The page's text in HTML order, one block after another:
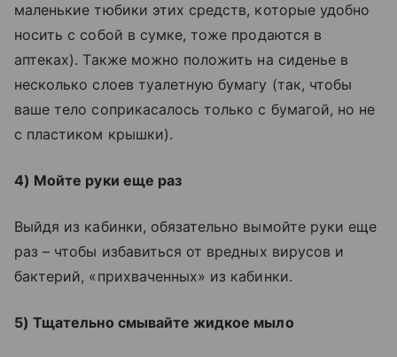
маленькие тюбики этих средств, которые удобно
носить с собой в сумке, тоже продаются в
аптеках). Также можно положить на сиденье в
несколько слоев туалетную бумагу (так, чтобы
ваше тело соприкасалось только с бумагой, но не
с пластиком крышки).
4) Мойте руки еще раз
Выйдя из кабинки, обязательно вымойте руки еще
раз – чтобы избавиться от вредных вирусов и
бактерий, «прихваченных» из кабинки.
5) Тщательно смывайте жидкое мыло